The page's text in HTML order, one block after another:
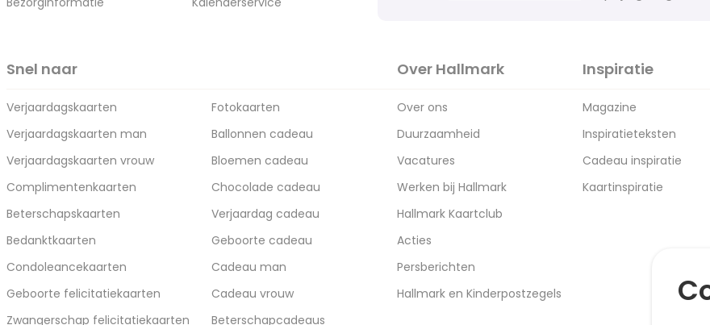
Snel naar
Verjaardagskaarten
Verjaardagskaarten man
Verjaardagskaarten vrouw
Complimentenkaarten
Beterschapskaarten
Bedanktkaarten
Condoleancekaarten
Geboorte felicitatiekaarten
Zwangerschap felicitatiekaarten
Fotokaarten
Ballonnen cadeau
Bloemen cadeau
Chocolade cadeau
Verjaardag cadeau
Geboorte cadeau
Cadeau man
Cadeau vrouw
Beterschapcadeaus
Over Hallmark
Over ons
Duurzaamheid
Vacatures
Werken bij Hallmark
Hallmark Kaartclub
Acties
Persberichten
Hallmark en Kinderpostzegels
Inspiratie
Magazine
Inspiratieteksten
Cadeau inspiratie
Kaartinspiratie